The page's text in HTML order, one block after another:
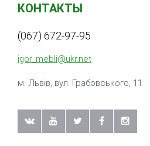
КОНТАКТЫ
(067) 672-97-95
igor_mebli@ukr.net
м. Львiв, вул. Грабовського, 11